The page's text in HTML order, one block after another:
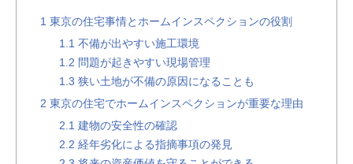
1 東京の住宅事情とホームインスペクションの役割
1.1 不備が出やすい施工環境
1.2 問題が起きやすい現場管理
1.3 狭い土地が不備の原因になることも
2 東京の住宅でホームインスペクションが重要な理由
2.1 建物の安全性の確認
2.2 経年劣化による指摘事項の発見